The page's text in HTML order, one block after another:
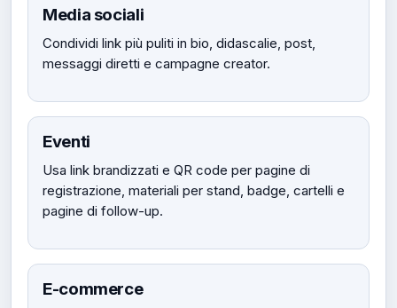
Media sociali
Condividi link più puliti in bio, didascalie, post,
messaggi diretti e campagne creator.
Eventi
Usa link brandizzati e QR code per pagine di
registrazione, materiali per stand, badge, cartelli e
pagine di follow-up.
E-commerce